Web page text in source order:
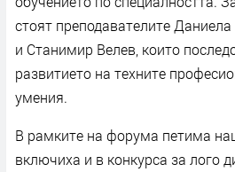
стоят преподавателите
и Станимир Велев, които
развитието на техните
умения.
В рамките на форума петима
включиха и в конкурса за лого